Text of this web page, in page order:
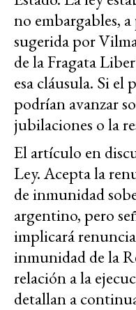
no embargables,
sugerida por
de la Fragata
esa cláusula. Si el
podrían avanzar
jubilaciones o la
El artículo en
Ley. Acepta la
de inmunidad
argentino, pero
implicará
inmunidad de la
relación a la
detallan a